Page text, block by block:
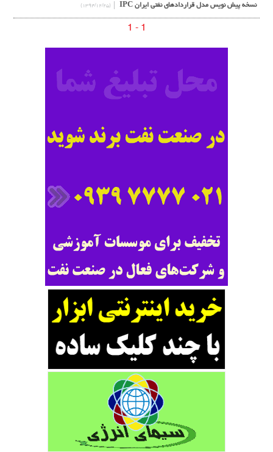
نسخه پیش نویس مدل قراردادهای نفتی ایران IPC (۱۳۹۴/۱۲/۲۵)
1 - 1